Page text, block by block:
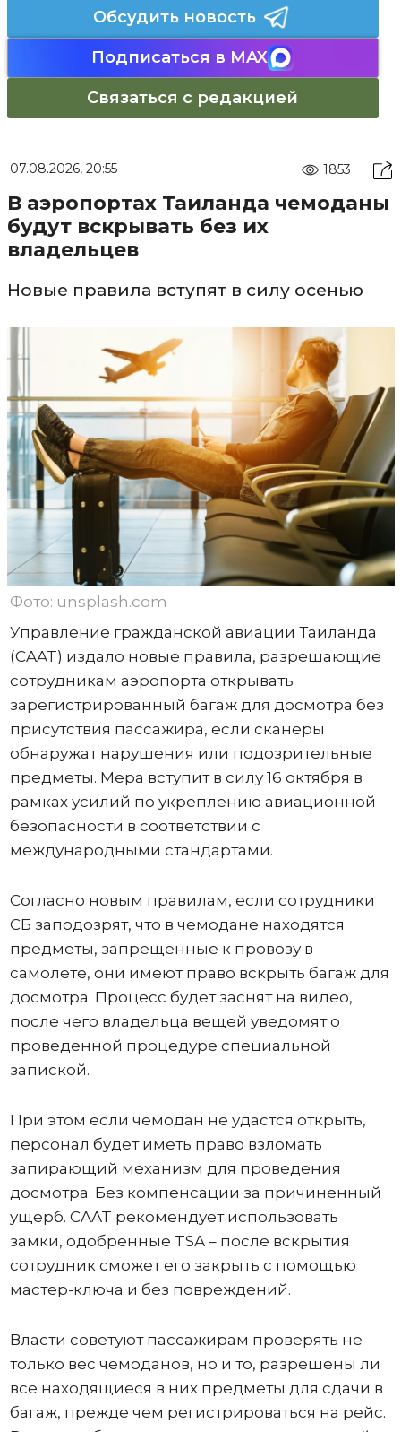
Обсудить новость
Подписаться в MAX
Связаться с редакцией
07.08.2026, 20:55 1853
В аэропортах Таиланда чемоданы
будут вскрывать без их
владельцев
Новые правила вступят в силу осенью
Фото: unsplash.com
Управление гражданской авиации Таиланда
(CAAT) издало новые правила, разрешающие
сотрудникам аэропорта открывать
зарегистрированный багаж для досмотра без
присутствия пассажира, если сканеры
обнаружат нарушения или подозрительные
предметы. Мера вступит в силу 16 октября в
рамках усилий по укреплению авиационной
безопасности в соответствии с
международными стандартами.
Согласно новым правилам, если сотрудники
СБ заподозрят, что в чемодане ​​находятся
предметы, запрещенные к провозу в
самолете, они имеют право вскрыть багаж для
досмотра. Процесс будет заснят на видео,
после чего владельца вещей уведомят о
проведенной процедуре специальной
запиской.
При этом если чемодан не удастся открыть,
персонал будет иметь право взломать
запирающий механизм для проведения
досмотра. Без компенсации за причиненный
ущерб. CAAT рекомендует использовать
замки, одобренные TSA – после вскрытия
сотрудник сможет его закрыть с помощью
мастер-ключа и без повреждений.
Власти советуют пассажирам проверять не
только вес чемоданов, но и то, разрешены ли
все находящиеся в них предметы для сдачи в
багаж, прежде чем регистрироваться на рейс.